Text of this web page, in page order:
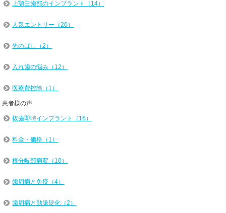
上顎臼歯部のインプラント（14）
人気エントリー（20）
先のばし（2）
入れ歯の悩み（12）
医療費控除（1）
患者様の声
抜歯即時インプラント（16）
料金・価格（1）
根分岐部病変（10）
歯周病と免疫（4）
歯周病と動脈硬化（2）